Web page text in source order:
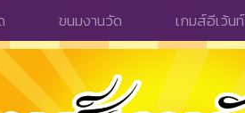
ขนมงานวัด เกมส์อีเว้นท์